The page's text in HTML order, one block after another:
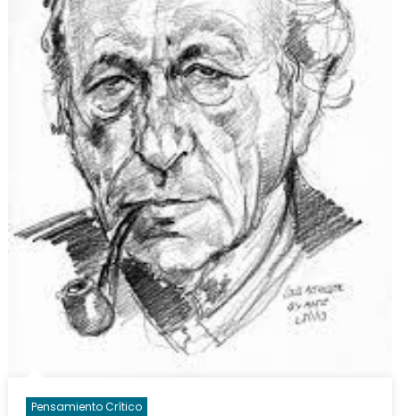
Pensamiento Crítico